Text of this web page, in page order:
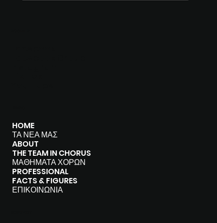
HOME
ΤΑ ΝΕΑ ΜΑΣ
ABOUT
THE TEAM IN CHORUS
ΜΑΘΗΜΑΤΑ ΧΟΡΩΝ
PROFESSIONAL
FACTS & FIGURES
ΕΠΙΚΟΙΝΩΝΙΑ